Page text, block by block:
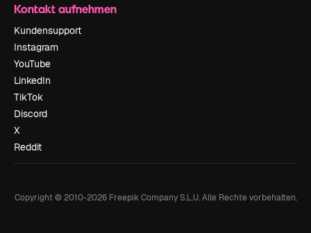
Kontakt aufnehmen
Kundensupport
Instagram
YouTube
LinkedIn
TikTok
Discord
X
Reddit
Copyright © 2010-2026Freepik Company S.L.U. Alle Rechte vorbehalten.